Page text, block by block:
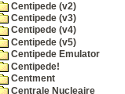
Centipede (v2)
Centipede (v3)
Centipede (v4)
Centipede (v5)
Centipede Emulator
Centipede!
Centment
Centrale Nucleaire